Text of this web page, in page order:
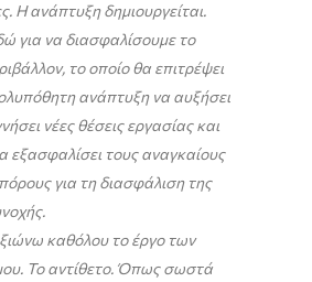
Η ανάπτυξη δημιουργείται.
για να διασφαλίσουμε το
το οποίο θα επιτρέψει
ανάπτυξη να αυξήσει
νέες θέσεις εργασίας και
εξασφαλίσει τους αναγκαίους
για τη διασφάλιση της
καθόλου το έργο των
Το αντίθετο. Όπως σωστά